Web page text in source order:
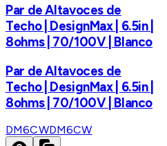
Par de Altavoces de
Techo | DesignMax | 6.5in |
8ohms | 70/100V | Blanco
Par de Altavoces de
Techo | DesignMax | 6.5in |
8ohms | 70/100V | Blanco
DM6CWDM6CW